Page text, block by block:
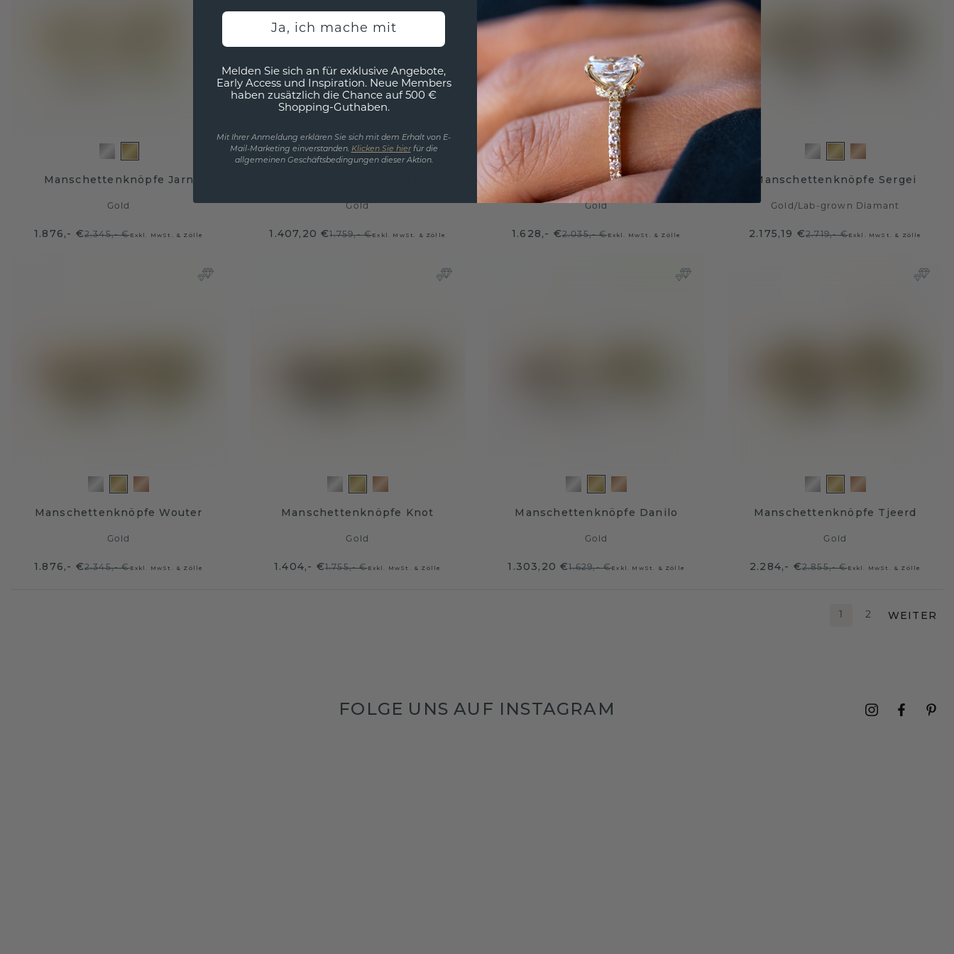
Manschettenknöpfe Jarn
Gold
1.876,- €2.345,- €Exkl. MwSt. & Zölle
Gold
1.407,20 €1.759,- €Exkl. MwSt. & Zölle
Manschettenknöpfe Ruud A
Gold
1.628,- €2.035,- €Exkl. MwSt. & Zölle
Manschettenknöpfe Sergei
Gold / Lab-grown Diamant
2.175,19 €2.719,- €Exkl. MwSt. & Zölle
Manschettenknöpfe Wouter
Gold
1.876,- €2.345,- €Exkl. MwSt. & Zölle
Manschettenknöpfe Knot
Gold
1.404,- €1.755,- €Exkl. MwSt. & Zölle
Manschettenknöpfe Danilo
Gold
1.303,20 €1.629,- €Exkl. MwSt. & Zölle
Manschettenknöpfe Tjeerd
Gold
2.284,- €2.855,- €Exkl. MwSt. & Zölle
1 2 WEITER
FOLGE UNS AUF INSTAGRAM
Ja, ich mache mit
Melden Sie sich an für exklusive Angebote,
Early Access und Inspiration. Neue Members
haben zusätzlich die Chance auf 500 €
Shopping-Guthaben.
Mit Ihrer Anmeldung erklären Sie sich mit dem Erhalt von E-
Mail-Marketing einverstanden. Klicken Sie hierfür die
allgemeinen Geschäftsbedingungen dieser Aktion.